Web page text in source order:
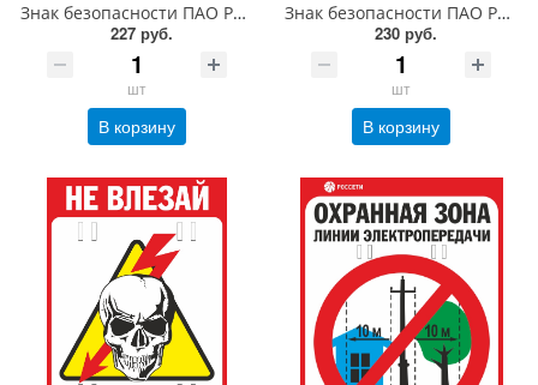
Знак безопасности ПАО РОССЕТИ безопасности «Не влезай, убьет!» 200х300 мм, металл 0.5 мм
227 руб.
шт
В корзину
Знак безопасности ПАО РОССЕТИ «Охранная зона ЛЭП 110 кВ - 20 метров» 300х400 мм металл 0.5 мм
230 руб.
шт
В корзину